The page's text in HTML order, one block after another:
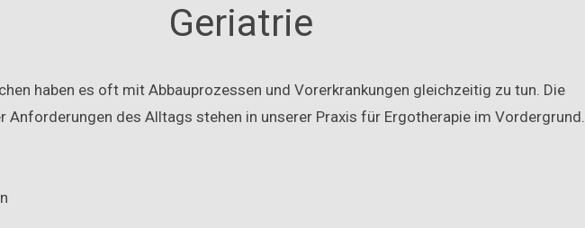
Geriatrie
haben es oft mit Abbauprozessen und Vorerkrankungen gleichzeitig zu tun. Die
Anforderungen des Alltags stehen in unserer Praxis für Ergotherapie im Vordergrund.